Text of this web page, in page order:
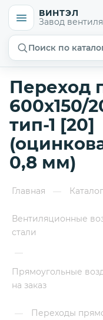
ВИНТЭЛ
Завод
Поиск по
Переход
600х150/
тип-1 [20]
0,8 мм)
Главная — Каталог
Вентиляционные
стали
—
Прямоугольные
на заказ
— Переходы